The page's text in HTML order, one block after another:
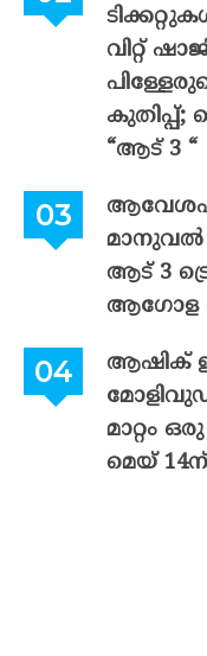
വിറ്റ്
കുതിപ്പ്;
“ആട് 3 “
മാനുവൽ
ആട് 3
ആഗോള
ആഷിക്
മാറ്റം
മെയ്